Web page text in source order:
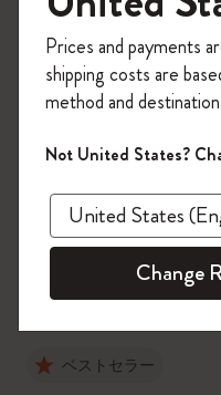
ベストセラー
「WELCOME10
文が10%オフ＋
ール・アウト
Moleskineアカ
ァーや会員特典
レーション
今す
Prices and payments
shipping costs are
method and
Not United States?
Change